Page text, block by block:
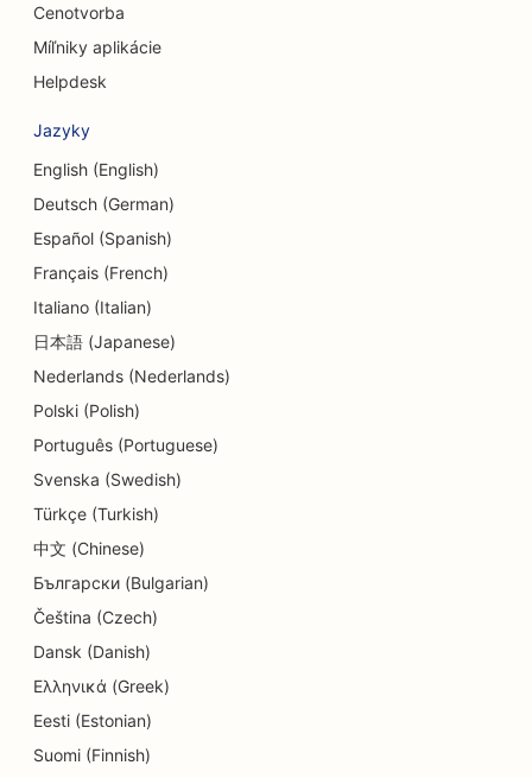
SEO pre úverové družstvá
SEO pre poradenské firmy
SEO pre zmenárenské služby
SEO pre tanečné štúdiá
SEO pre služby dermabrázie
SEO pre centrá dennej starostlivosti
SEO pre obchody s detailmi
SEO pre reštaurácie
SEO pre služby vzdelávania a starostlivosti o deti
SEO pre obchody s donutmi
SEO pre čistiarne
SEO pre predajne elektroniky
Cenotvorba
Míľniky aplikácie
Helpdesk
Jazyky
English (English)
Deutsch (German)
Español (Spanish)
Français (French)
Italiano (Italian)
日本語 (Japanese)
Nederlands (Nederlands)
Polski (Polish)
Português (Portuguese)
Svenska (Swedish)
Türkçe (Turkish)
中文 (Chinese)
Български (Bulgarian)
Čeština (Czech)
Dansk (Danish)
Ελληνικά (Greek)
Eesti (Estonian)
Suomi (Finnish)